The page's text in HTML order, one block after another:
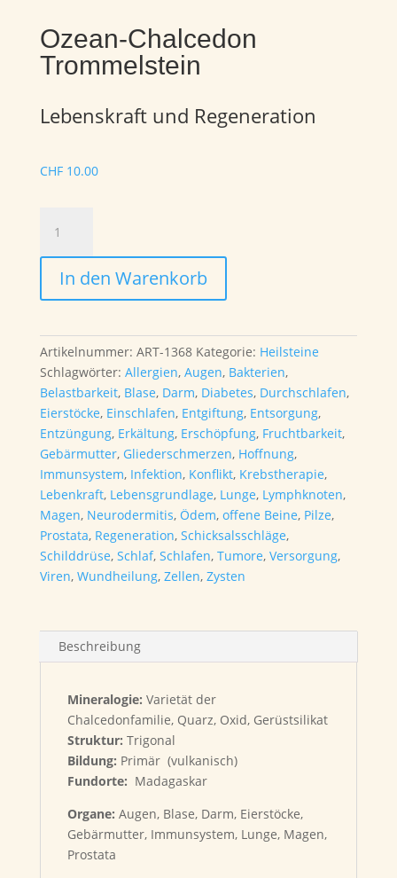
Ozean-Chalcedon
Trommelstein
Lebenskraft und Regeneration
CHF10.00
Chalcedon
Trommelstein
MengeIn den Warenkorb
Artikelnummer: ART-1368 Kategorie: Heilsteine
Schlagwörter: Allergien, Augen, Bakterien,
Belastbarkeit, Blase, Darm, Diabetes, Durchschlafen,
Eierstöcke, Einschlafen, Entgiftung, Entsorgung,
Entzüngung, Erkältung, Erschöpfung, Fruchtbarkeit,
Gebärmutter, Gliederschmerzen, Hoffnung,
Immunsystem, Infektion, Konflikt, Krebstherapie,
Lebenkraft, Lebensgrundlage, Lunge, Lymphknoten,
Magen, Neurodermitis, Ödem, offene Beine, Pilze,
Prostata, Regeneration, Schicksalsschläge,
Schilddrüse, Schlaf, Schlafen, Tumore, Versorgung,
Viren, Wundheilung, Zellen, Zysten
Beschreibung
Mineralogie: Varietät der
Chalcedonfamilie, Quarz, Oxid, Gerüstsilikat
Struktur: Trigonal
Bildung: Primär (vulkanisch)
Fundorte: Madagaskar
Organe: Augen, Blase, Darm, Eierstöcke,
Gebärmutter, Immunsystem, Lunge, Magen,
Prostata